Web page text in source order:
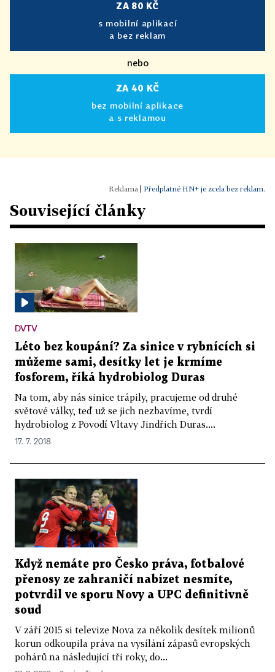
ZA 80 KČ
s mobilní aplikací
a bez reklam
nebo
ZA 40 KČ
bez mobilní aplikace
a s reklamou
Předplatné HN+ je zcela bez reklam.
Související články
DVTV
Léto bez koupání? Za sinice v rybnících si
můžeme sami, desítky let je krmíme
fosforem, říká hydrobiolog Duras
Na tom, aby nás sinice trápily, pracujeme od druhé
světové války, teď už se jich nezbavíme, tvrdí
hydrobiolog z Povodí Vltavy Jindřich Duras....
17. 7. 2018
Když nemáte pro Česko práva, fotbalové
přenosy ze zahraničí nabízet nesmíte,
potvrdil ve sporu Novy a UPC definitivně
soud
V září 2015 si televize Nova za několik desítek milionů
korun odkoupila práva na vysílání zápasů evropských
pohárů na následující tři roky, do...